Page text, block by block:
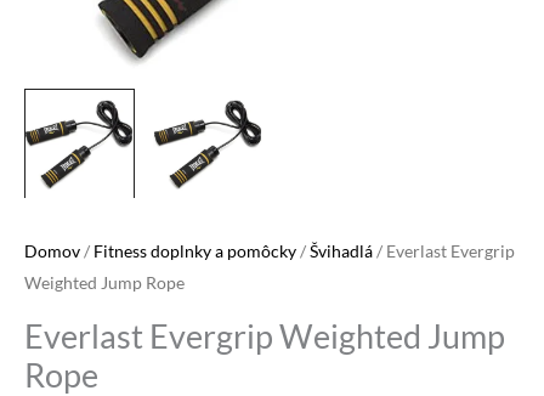
Domov/ Fitness doplnky a pomôcky/Švihadlá/ Everlast Evergrip
Weighted Jump Rope
Everlast Evergrip Weighted Jump
Rope